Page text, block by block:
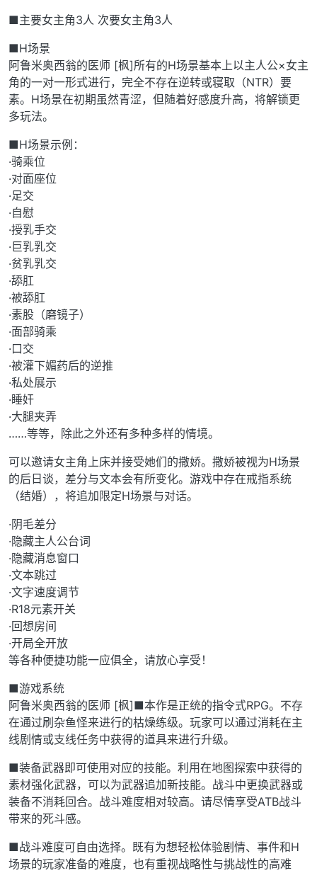
■主要女主角3人 次要女主角3人
■H场景
阿鲁米奥西翁的医师 [枫]所有的H场景基本上以主人公×女主
角的一对一形式进行，完全不存在逆转或寝取（NTR）要
素。H场景在初期虽然青涩，但随着好感度升高，将解锁更
多玩法。
■H场景示例：
·骑乘位
·对面座位
·足交
·自慰
·授乳手交
·巨乳乳交
·贫乳乳交
·舔肛
·被舔肛
·素股（磨镜子）
·面部骑乘
·口交
·被灌下媚药后的逆推
·私处展示
·睡奸
·大腿夹弄
……等等，除此之外还有多种多样的情境。
可以邀请女主角上床并接受她们的撒娇。撒娇被视为H场景
的后日谈，差分与文本会有所变化。游戏中存在戒指系统
（结婚），将追加限定H场景与对话。
·阴毛差分
·隐藏主人公台词
·隐藏消息窗口
·文本跳过
·文字速度调节
·R18元素开关
·回想房间
·开局全开放
等各种便捷功能一应俱全，请放心享受！
■游戏系统
阿鲁米奥西翁的医师 [枫]■本作是正统的指令式RPG。不存
在通过刷杂鱼怪来进行的枯燥练级。玩家可以通过消耗在主
线剧情或支线任务中获得的道具来进行升级。
■装备武器即可使用对应的技能。利用在地图探索中获得的
素材强化武器，可以为武器追加新技能。战斗中更换武器或
装备不消耗回合。战斗难度相对较高。请尽情享受ATB战斗
带来的死斗感。
■战斗难度可自由选择。既有为想轻松体验剧情、事件和H
场景的玩家准备的难度，也有重视战略性与挑战性的高难